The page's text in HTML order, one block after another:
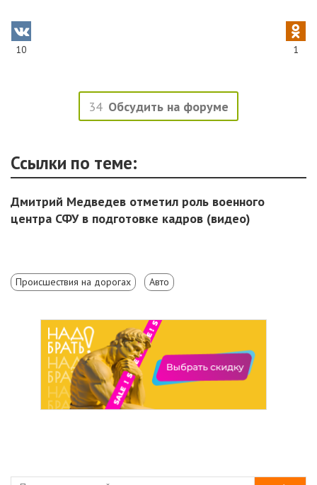
10 1
34 Обсудить на форуме
Ссылки по теме:
Дмитрий Медведев отметил роль военного
центра СФУ в подготовке кадров (видео)
Происшествия на дорогах Авто